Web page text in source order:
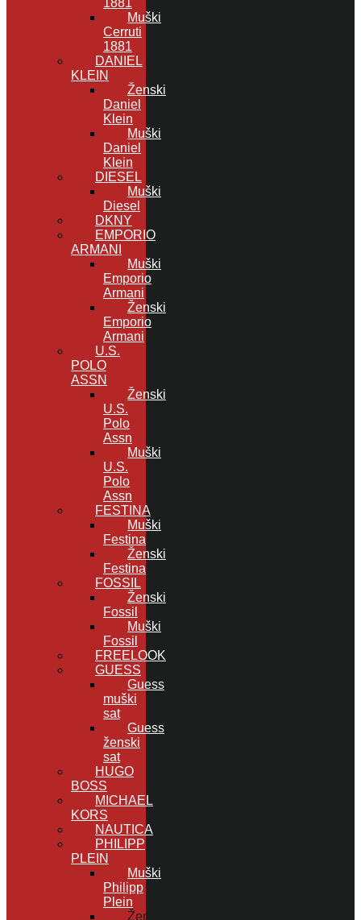
Muški
Cerruti
1881
DANIEL
KLEIN
Ženski
Daniel
Klein
Muški
Daniel
Klein
DIESEL
Muški
Diesel
DKNY
EMPORIO
ARMANI
Muški
Emporio
Armani
Ženski
Emporio
Armani
U.S.
POLO
ASSN
Ženski
U.S.
Polo
Assn
Muški
U.S.
Polo
Assn
FESTINA
Muški
Festina
Ženski
Festina
FOSSIL
Ženski
Fossil
Muški
Fossil
FREELOOK
GUESS
Guess
muški
sat
Guess
ženski
sat
HUGO
BOSS
MICHAEL
KORS
NAUTICA
PHILIPP
PLEIN
Muški
Philipp
Plein
Ženski